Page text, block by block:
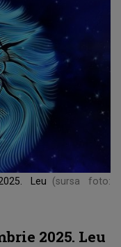
Leu
(sursa foto:
2025. Leu